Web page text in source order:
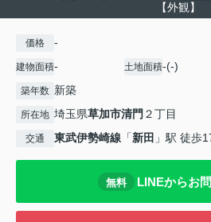
【外観】
価格 -
建物面積- 土地面積-(-)
築年数 新築
所在地 埼玉県草加市清門 ２丁目
交通 東武伊勢崎線 「新田 」駅 徒歩
無料 LINEからお